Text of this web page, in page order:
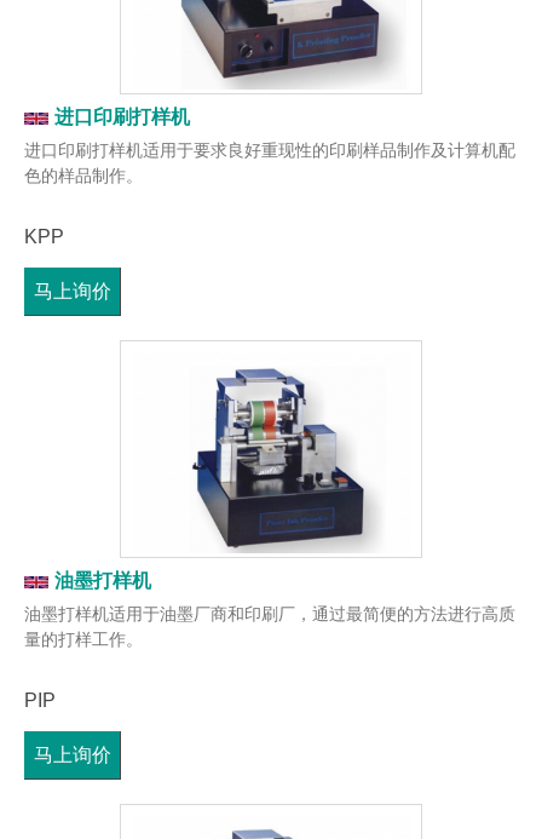
进口印刷打样机
进口印刷打样机适用于要求良好重现性的印刷样品制作及计算机配
色的样品制作。
KPP
马上询价
油墨打样机
油墨打样机适用于油墨厂商和印刷厂，通过最简便的方法进行高质
量的打样工作。
PIP
马上询价